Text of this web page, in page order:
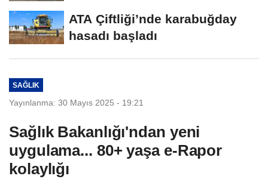
ATA Çiftliği’nde karabuğday
hasadı başladı
SAĞLIK
Yayınlanma: 30 Mayıs 2025 - 19:21
Sağlık Bakanlığı'ndan yeni
uygulama... 80+ yaşa e-Rapor
kolaylığı